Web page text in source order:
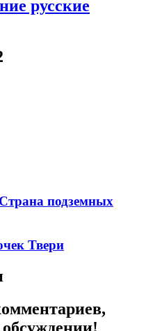
русские
подземных
Твери